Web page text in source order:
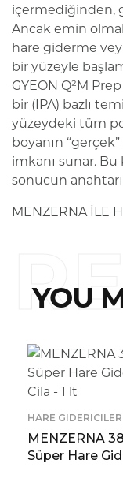
içermediğinden,
Ancak emin
hare giderme
bir yüzeyle
GYEON Q²M
bir (IPA) bazlı
yüzeydeki tüm
boyanın
imkanı sunar.
sonucun
MENZERNA İLE
YOU
HARE GIDERICILER
MENZERNA
Süper Hare